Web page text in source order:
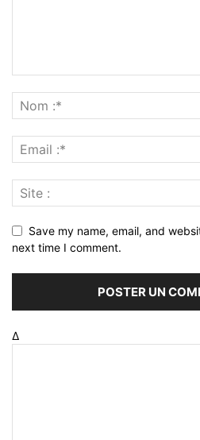
Save my name, email, and
next time I comment.
Δ